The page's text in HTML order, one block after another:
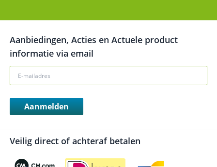
Aanbiedingen, Acties en Actuele product
informatie via email
Aanmelden
Veilig direct of achteraf betalen